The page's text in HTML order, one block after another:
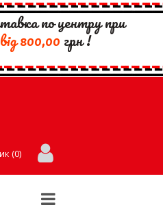
по центру при
вiд 800,00грн !
(0)